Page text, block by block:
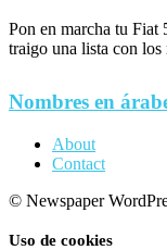
Pon en marcha tu Fiat
traigo una lista con
Nombres en
About
Contact
© Newspaper
Uso de cookies